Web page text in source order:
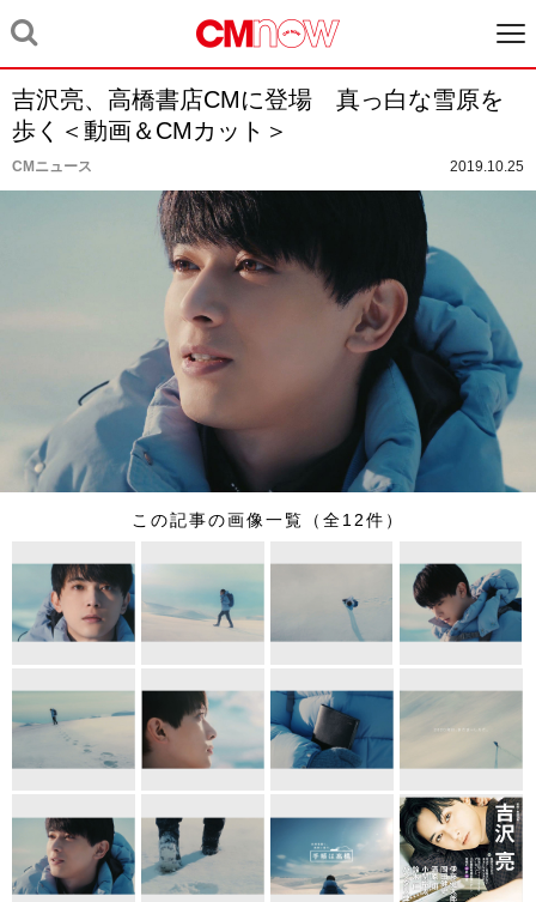
吉沢亮、高橋書店CMに登場 真っ白な雪原を
歩く＜動画＆CMカット＞
CMニュース 2019.10.25
この記事の画像一覧（全12件）